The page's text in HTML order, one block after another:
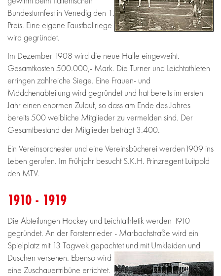
Bundesturnfest in Venedig den 1.
Preis. Eine eigene Faustballriege
wird gegründet.
Im Dezember 1908 wird die neue Halle eingeweiht.
Gesamtkosten 500.000,- Mark. Die Turner und Leichtathleten
erringen zahlreiche Siege. Eine Frauen- und
Mädchenabteilung wird gegründet und hat bereits im ersten
Jahr einen enormen Zulauf, so dass am Ende des Jahres
bereits 500 weibliche Mitglieder zu vermelden sind. Der
Gesamtbestand der Mitglieder beträgt 3.400.
Ein Vereinsorchester und eine Vereinsbücherei werden1909 ins
Leben gerufen. Im Frühjahr besucht S.K.H. Prinzregent Luitpold
den MTV.
1910 - 1919
Die Abteilungen Hockey und Leichtathletik werden 1910
gegründet. An der Forstenrieder - Marbachstraße wird ein
Spielplatz mit 13 Tagwek gepachtetund mit Umkleiden und
Duschen versehen. Ebenso wird
eine Zuschauertribüne errichtet.